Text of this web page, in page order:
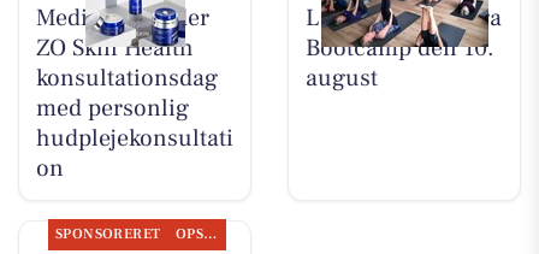
MediSkin holder
ZO Skin Health
konsultationsdag
med personlig
hudplejekonsultati
on
LeneS starter Yoga
Bootcamp den 10.
august
SPONSORERET OPSLAGSTAVLEN